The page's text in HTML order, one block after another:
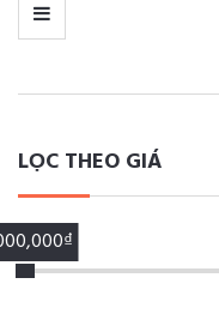
LỌC THEO GIÁ